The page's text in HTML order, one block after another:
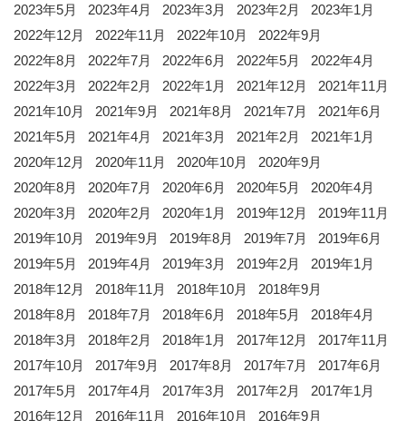
2023年5月
2023年4月 2023年3月 2023年2月
2023年1月
2022年12月
2022年11月 2022年10月
2022年9月
2022年8月
2022年7月 2022年6月 2022年5月
2022年4月
2022年3月
2022年2月 2022年1月 2021年12月
2021年11月
2021年10月
2021年9月 2021年8月 2021年7月
2021年6月
2021年5月
2021年4月 2021年3月 2021年2月
2021年1月
2020年12月
2020年11月 2020年10月
2020年9月
2020年8月
2020年7月 2020年6月 2020年5月
2020年4月
2020年3月
2020年2月 2020年1月 2019年12月
2019年11月
2019年10月
2019年9月 2019年8月 2019年7月
2019年6月
2019年5月
2019年4月 2019年3月 2019年2月
2019年1月
2018年12月
2018年11月 2018年10月
2018年9月
2018年8月
2018年7月 2018年6月 2018年5月
2018年4月
2018年3月
2018年2月 2018年1月 2017年12月
2017年11月
2017年10月
2017年9月 2017年8月 2017年7月
2017年6月
2017年5月
2017年4月 2017年3月 2017年2月
2017年1月
2016年12月
2016年11月 2016年10月
2016年9月